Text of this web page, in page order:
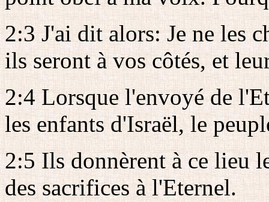
2:3 J'ai dit alors: Je ne les
ils seront à vos côtés, et
2:4 Lorsque l'envoyé de
les enfants d'Israël, le
2:5 Ils donnèrent à ce lieu
des sacrifices à l'Eternel.